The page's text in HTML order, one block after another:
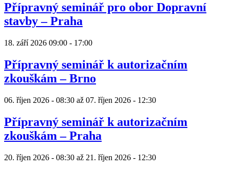
Přípravný seminář pro obor Dopravní
stavby – Praha
18. září 2026 09:00 - 17:00
Přípravný seminář k autorizačním
zkouškám – Brno
06. říjen 2026 - 08:30 až 07. říjen 2026 - 12:30
Přípravný seminář k autorizačním
zkouškám – Praha
20. říjen 2026 - 08:30 až 21. říjen 2026 - 12:30